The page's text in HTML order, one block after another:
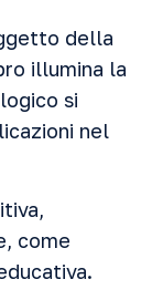
della
illumina la
si
nel
come